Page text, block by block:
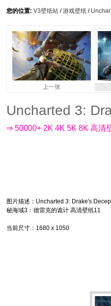
您的位置: V3壁纸站 /游戏壁纸 /
上一张
Uncharted 3:
⇒ 50000+ 2K 4K 5K 8K 高清
图片描述 ：Uncharted 3: Drake's
秘海域3：德雷克的诡计 高清壁纸11
当前尺寸 ：1680 x 1050